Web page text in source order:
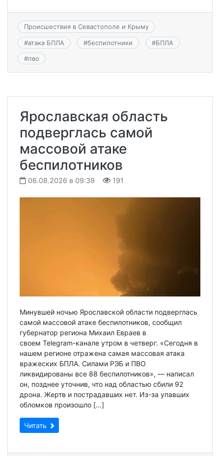
Происшествия в Севастополе и Крыму
#атака БПЛА #беспилотники #БПЛА
#пво
Ярославская область
подверглась самой
массовой атаке
беспилотников
06.08.2026 в 09:39 191
Минувшей ночью Ярославской области подверглась
самой массовой атаке беспилотников, сообщил
губернатор региона Михаил Евраев в
своем Telegram-канале утром в четверг. «Сегодня в
нашем регионе отражена самая массовая атака
вражеских БПЛА. Силами РЭБ и ПВО
ликвидированы все 88 беспилотников», — написал
он, позднее уточнив, что над областью сбили 92
дрона. Жертв и пострадавших нет. Из-за упавших
обломков произошло […]
Читать